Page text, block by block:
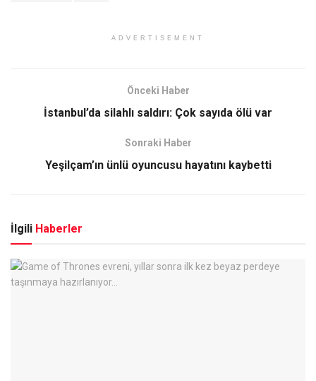
ADVERTISEMENT
Önceki Haber
İstanbul’da silahlı saldırı: Çok sayıda ölü var
Sonraki Haber
Yeşilçam’ın ünlü oyuncusu hayatını kaybetti
İlgili Haberler